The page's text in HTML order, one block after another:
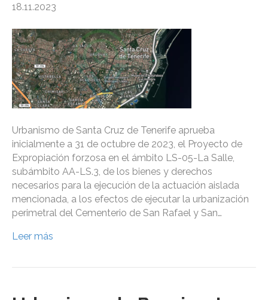
18.11.2023
Urbanismo de Santa Cruz de Tenerife aprueba
inicialmente a 31 de octubre de 2023, el Proyecto de
Expropiación forzosa en el ámbito LS-05-La Salle,
subámbito AA-LS.3, de los bienes y derechos
necesarios para la ejecución de la actuación aislada
mencionada, a los efectos de ejecutar la urbanización
perimetral del Cementerio de San Rafael y San…
Leer más